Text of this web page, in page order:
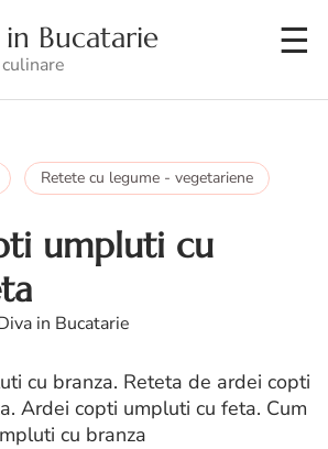
in Bucatarie
Retete cu legume - vegetariene
umpluti cu
in Bucatarie
cu branza. Reteta de ardei copti
Ardei copti umpluti cu feta. Cum
cu branza